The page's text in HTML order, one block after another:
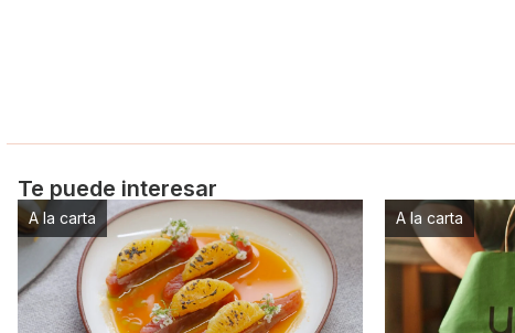
Te puede interesar
A la carta A la carta